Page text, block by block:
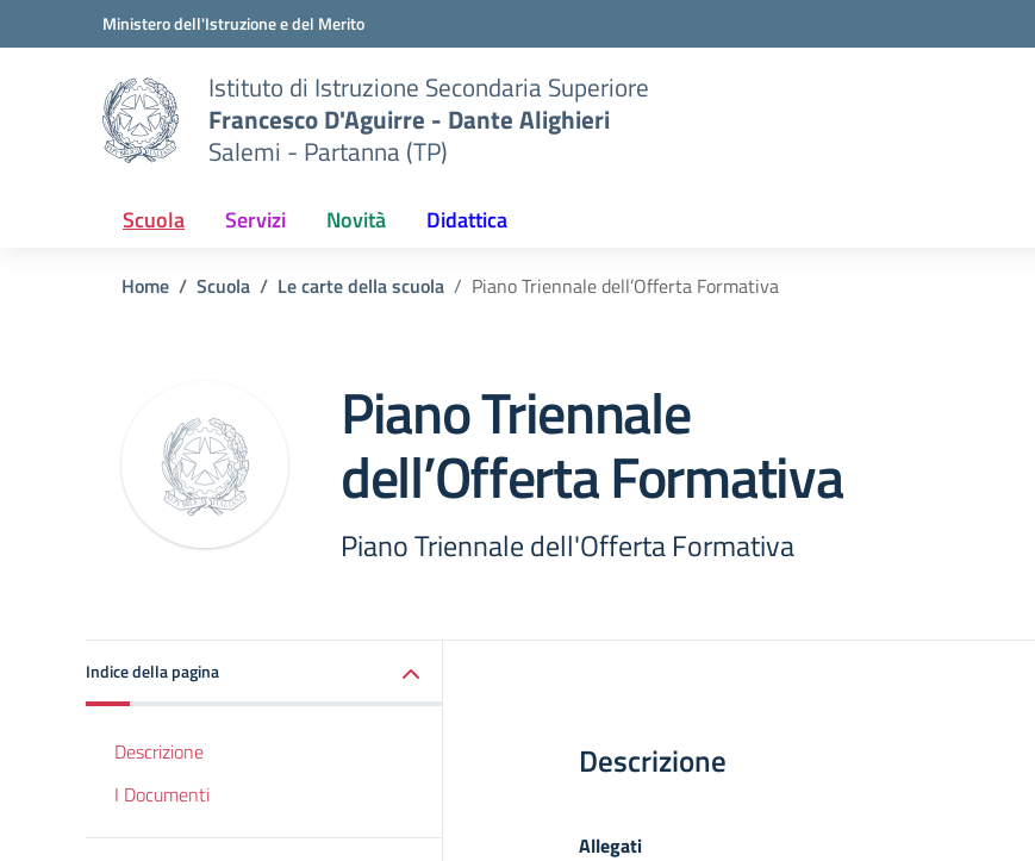
Vai ai contenuti
Vai al menu di navigazioneMinistero dell'Istruzione e del Merito
Istituto di Istruzione Secondaria Superiore
Francesco D'Aguirre - Dante Alighieri
Salemi - Partanna (TP)
Scuola Servizi Novità Didattica
Home Scuola Le carte della scuola Piano Triennale dell’Offerta Formativa
Piano Triennale
dell’Offerta Formativa
Piano Triennale dell'Offerta Formativa
Indice della pagina
Descrizione
I Documenti
Descrizione
Allegati